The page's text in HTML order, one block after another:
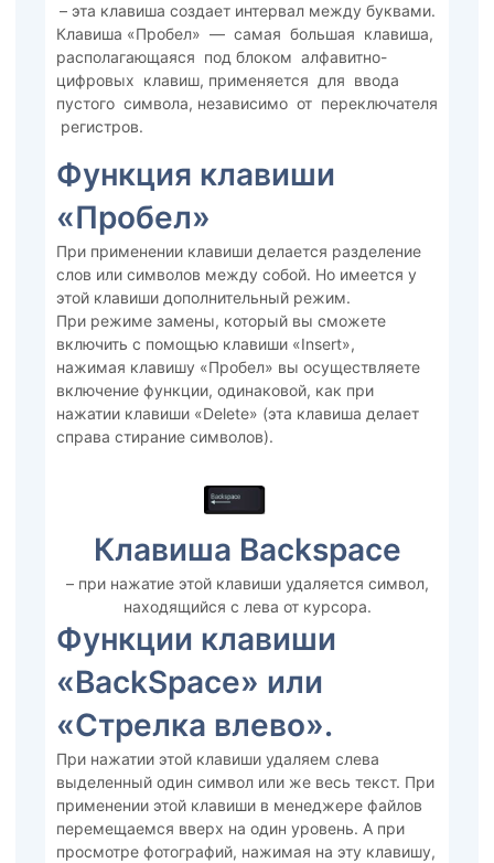
– эта клавиша создает интервал между буквами.
Клавиша «Пробел» — самая большая клавиша,
располагающаяся под блоком алфавитно-
цифровых клавиш, применяется для ввода
пустого символа, независимо от переключателя
регистров.
Функция клавиши
«Пробел»
При применении клавиши делается разделение
слов или символов между собой. Но имеется у
этой клавиши дополнительный режим.
При режиме замены, который вы сможете
включить с помощью клавиши «Insert»,
нажимая клавишу «Пробел» вы осуществляете
включение функции, одинаковой, как при
нажатии клавиши «Delete» (эта клавиша делает
справа стирание символов).
Клавиша Backspace
– при нажатие этой клавиши удаляется символ,
находящийся с лева от курсора.
Функции клавиши
«BackSpace» или
«Стрелка влево».
При нажатии этой клавиши удаляем слева
выделенный один символ или же весь текст. При
применении этой клавиши в менеджере файлов
перемещаемся вверх на один уровень. А при
просмотре фотографий, нажимая на эту клавишу,